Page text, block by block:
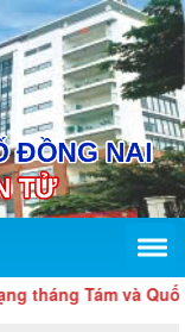
Tám và Quốc